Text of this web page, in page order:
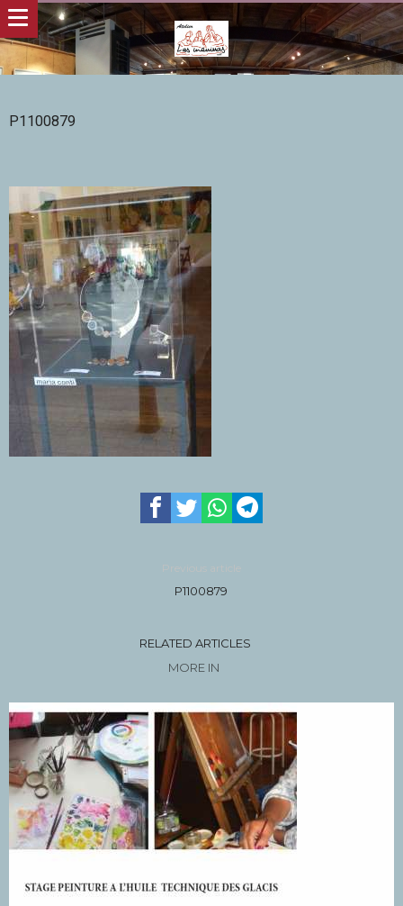
P1100879
Previous article
P1100879
RELATED ARTICLES
MORE IN